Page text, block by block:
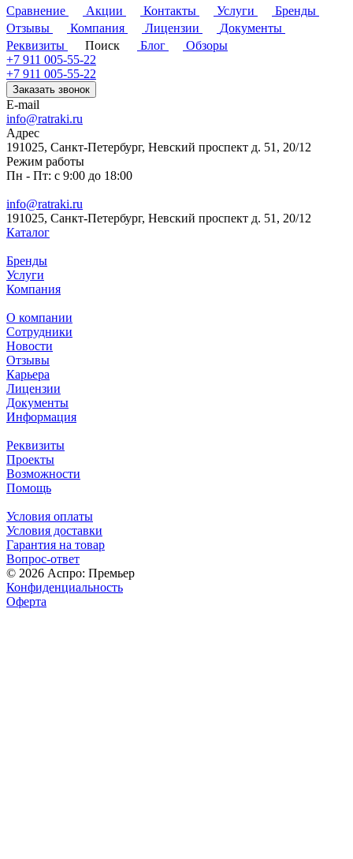
Сравнение
Акции Контакты Услуги
Бренды
Отзывы
Компания Лицензии
Документы
Реквизиты
Поиск Блог
Обзоры
+7 911 005-55-22
+7 911 005-55-22
Заказать звонок
E-mail
info@ratraki.ru
Адрес
191025, Санкт-Петербург, Невский проспект д. 51, 20/12
Режим работы
Пн - Пт: с 9:00 до 18:00
info@ratraki.ru
191025, Санкт-Петербург, Невский проспект д. 51, 20/12
Каталог
Бренды
Услуги
Компания
О компании
Сотрудники
Новости
Отзывы
Карьера
Лицензии
Документы
Информация
Реквизиты
Проекты
Возможности
Помощь
Условия оплаты
Условия доставки
Гарантия на товар
Вопрос-ответ
© 2026 Аспро: Премьер
Конфиденциальность
Оферта